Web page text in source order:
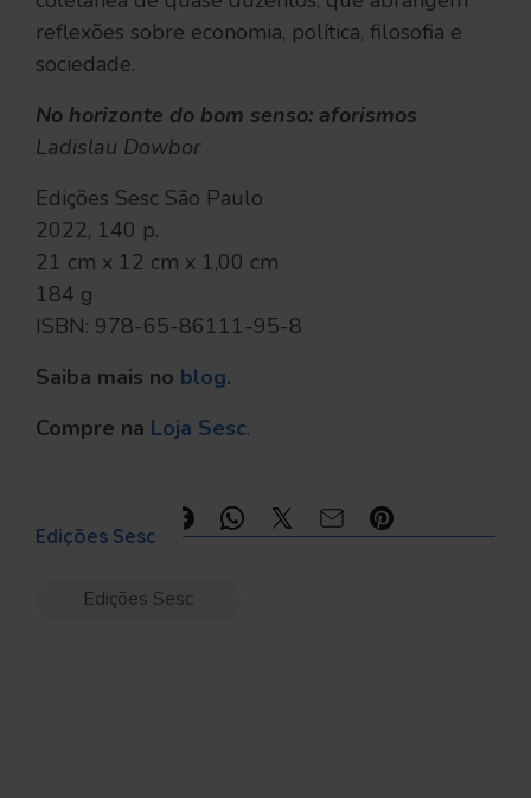
reflexões sobre economia, política, filosofia e
sociedade.
No horizonte do bom senso: aforismos
Ladislau Dowbor
Edições Sesc São Paulo
2022, 140 p.
21 cm x 12 cm x 1,00 cm
184 g
ISBN: 978-65-86111-95-8
Saiba mais no blog.
Compre na Loja Sesc.
Edições Sesc
Edições Sesc